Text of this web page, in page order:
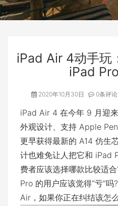
iPad Air 4动手玩
iPad
2020年10月30日 0条评论
iPad Air 4 在今年 9 月迎
外观设计、支持 Apple
更早获得最新的 A14 仿生
计也难免让人把它和 iPad
费者应该选择哪款比较适
Pro 的用户应该觉得“亏”
Air，如果你正在纠结该怎